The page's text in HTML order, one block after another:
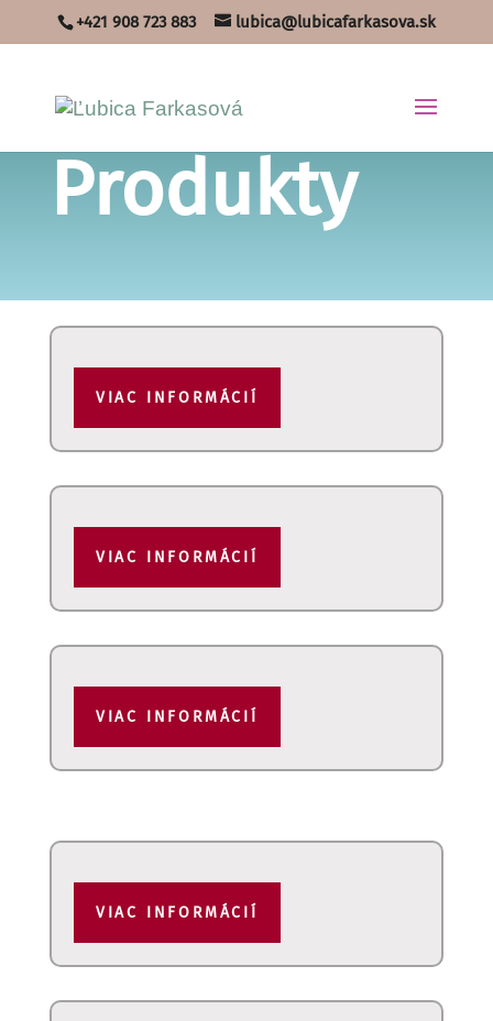
+421 908 723 883 lubica@lubicafarkasova.sk
Produkty
VIAC INFORMÁCIÍ
VIAC INFORMÁCIÍ
VIAC INFORMÁCIÍ
VIAC INFORMÁCIÍ